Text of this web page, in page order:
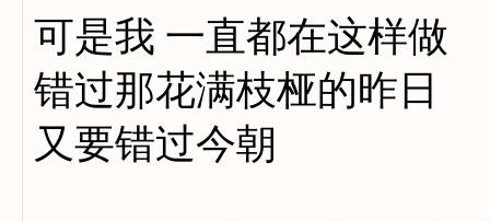
可是我 一直都在这样做
错过那花满枝桠的昨日
又要错过今朝